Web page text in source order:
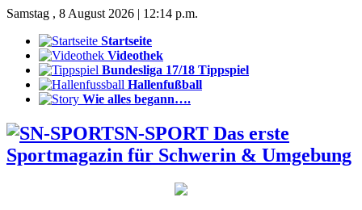
Samstag , 8 August 2026 | 12:14 p.m.
Startseite
Videothek
Bundesliga 17/18 Tippspiel
Hallenfußball
Wie alles begann….
SN-SPORT Das erste
Sportmagazin für Schwerin & Umgebung